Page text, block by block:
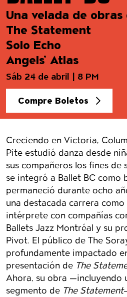
Una velada de
The Statement
Solo Echo
Angels’ Atlas
Sáb 24 de abril | 8 PM
Compre Boletos
Detalles
Creciendo en Victoria,
Pite estudió danza desde
sus compañeros los fines de
se integró a Ballet BC como
permaneció durante ocho
una destacada carrera
intérprete con compañías
Ballets Jazz Montréal y su
Pivot. El público de The
profundamente impactado
presentación de The
Ahora, su obra —incluyendo
segmento de The Statement